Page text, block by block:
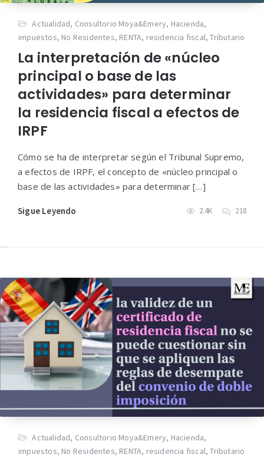
Actualidad, Consultorio Moya&Emery, Hacienda,
impuestos, No Residentes, RENTA, residencia fiscal,Tributario
La interpretación de «núcleo
principal o base de las
actividades» para determinar
la residencia fiscal a efectos de
IRPF
Cómo se ha de interpretar según el Tribunal Supremo,
a efectos de IRPF, el concepto de «núcleo principal o
base de las actividades» para determinar […]
Sigue Leyendo 2.4K 218
Actualidad, Consultorio Moya&Emery, Hacienda,
impuestos, No Residentes, RENTA, residencia fiscal,Tributario